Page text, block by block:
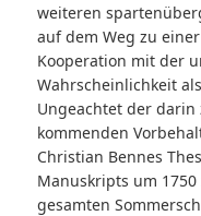
weiteren
auf dem Weg zu
Kooperation mit der
Wahrscheinlichkeit
Ungeachtet der
kommenden
Christian Bennes
Manuskripts um
gesamten